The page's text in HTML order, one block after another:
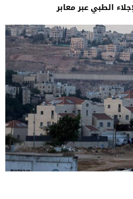
الطبي عبر معابر